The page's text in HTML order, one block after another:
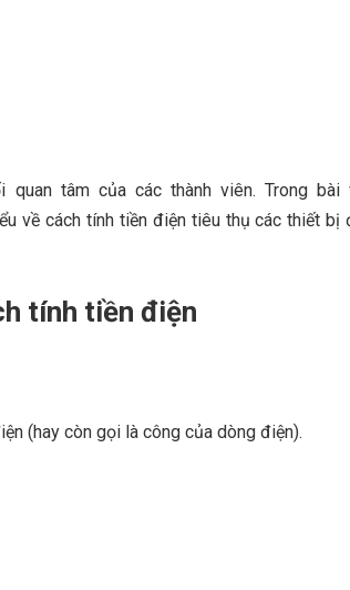
tâm của các thành viên. Trong bài
về cách tính tiền điện tiêu thụ các thiết bị
tính tiền điện
(hay còn gọi là công của dòng điện).